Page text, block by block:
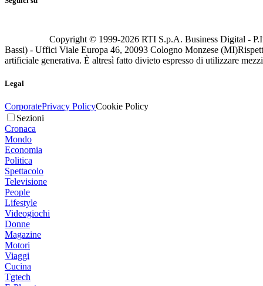
Copyright © 1999-2026 RTI S.p.A. Business Digital -
Bassi) - Uffici Viale Europa 46, 20093 Cologno Monzese (MI)
artificiale generativa. È altresì fatto divieto espresso di utilizzare
Legal
CorporatePrivacy PolicyCookie Policy
Sezioni
Cronaca
Mondo
Economia
Politica
Spettacolo
Televisione
People
Lifestyle
Videogiochi
Donne
Magazine
Motori
Viaggi
Cucina
Tgtech